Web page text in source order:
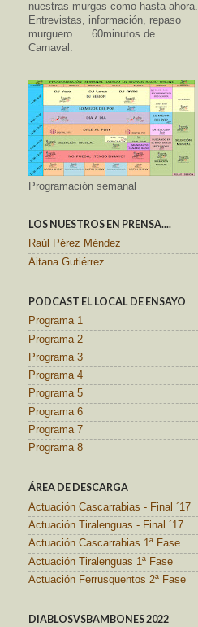
nuestras murgas como hasta ahora.
Entrevistas, información, repaso
murguero..... 60minutos de
Carnaval.
Programación semanal
LOS NUESTROS EN PRENSA....
Raúl Pérez Méndez
Aitana Gutiérrez....
PODCAST EL LOCAL DE ENSAYO
Programa 1
Programa 2
Programa 3
Programa 4
Programa 5
Programa 6
Programa 7
Programa 8
ÁREA DE DESCARGA
Actuación Cascarrabias - Final ´17
Actuación Tiralenguas - Final ´17
Actuación Cascarrabias 1ª Fase
Actuación Tiralenguas 1ª Fase
Actuación Ferrusquentos 2ª Fase
DIABLOSVSBAMBONES 2022